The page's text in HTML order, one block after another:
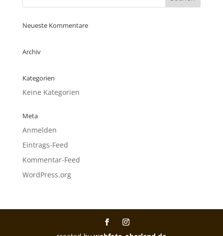
Neueste Kommentare
Archiv
Kategorien
Keine Kategorien
Meta
Anmelden
Eintrags-Feed
Kommentar-Feed
WordPress.org